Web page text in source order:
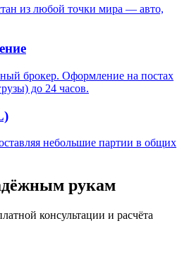
из любой точки мира — авто,
брокер. Оформление на постах
до 24 часов.
небольшие партии в общих
рукам
консультации и расчёта